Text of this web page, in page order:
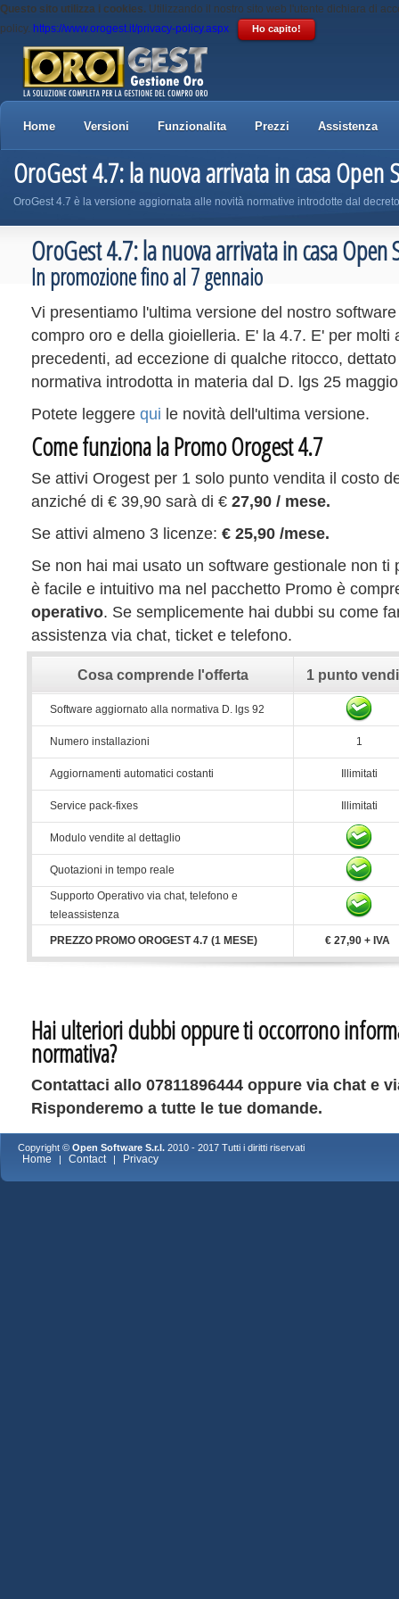
Questo sito utilizza i cookies. Utilizzando il nostro sito web l'utente dichiara di
policy. https://www.orogest.it/privacy-policy.aspx Ho capito!
Home Versioni Funzionalita Prezzi Assistenza
OroGest 4.7: la nuova arrivata in casa Open
OroGest 4.7 è la versione aggiornata alle novità normative introdotte dal
OroGest 4.7: la nuova arrivata in casa Open
In promozione fino al 7 gennaio
Vi presentiamo l'ultima versione del nostro
compro oro e della gioielleria. E' la 4.7. E' per molti
precedenti, ad eccezione di qualche ritocco,
normativa introdotta in materia dal D. lgs 25
Potete leggere qui le novità dell'ultima versione.
Come funziona la Promo Orogest 4.7
Se attivi Orogest per 1 solo punto vendita il costo
anziché di € 39,90 sarà di € 27,90 / mese.
Se attivi almeno 3 licenze: € 25,90 /mese.
Se non hai mai usato un software gestionale non ti
è facile e intuitivo ma nel pacchetto Promo è
operativo. Se semplicemente hai dubbi su come
assistenza via chat, ticket e telefono.
Cosa comprende l'offerta 1 punto
Software aggiornato alla normativa D. lgs 92
Numero installazioni 1
Aggiornamenti automatici costanti Illimitati
Service pack-fixes Illimitati
Modulo vendite al dettaglio
Quotazioni in tempo reale
Supporto Operativo via chat, telefono e
teleassistenza
PREZZO PROMO OROGEST 4.7 (1 MESE) € 27,90 + IVA
Hai ulteriori dubbi oppure ti occorrono
normativa?
Contattaci allo 07811896444 oppure via chat e
Risponderemo a tutte le tue domande.
Copyright © Open Software S.r.l. 2010 - 2017 Tutti i diritti riservati
Home | Contact | Privacy